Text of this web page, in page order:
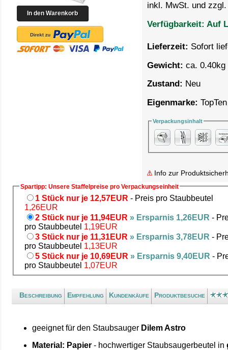
inkl. MwSt. und
Verfügbarkeit: Auf
Lieferzeit: Sofort
Gewicht: ca. 0.40kg
Zustand: Neu
Eigenmarke: TopTen
Verpackungsinhalt
Info zur
Spartipp: Unsere Staffelpreise pro Verpackungseinheit
1 Stück nur je 12,57EUR - Preis pro Staubbeutel
1,26EUR
2 Stück nur je 11,94EUR » Ersparnis 1,26EUR -
pro Staubbeutel 1,19EUR
3 Stück nur je 11,31EUR » Ersparnis 3,78EUR -
pro Staubbeutel 1,13EUR
5 Stück nur je 10,69EUR » Ersparnis 9,40EUR -
pro Staubbeutel 1,07EUR
Beschreibung Empfehlung Kundenkäufe Produktbesuche
geeignet für den Staubsauger Dilem Astro
Material: Papier - hochwertiger Staubsaugerbeutel in